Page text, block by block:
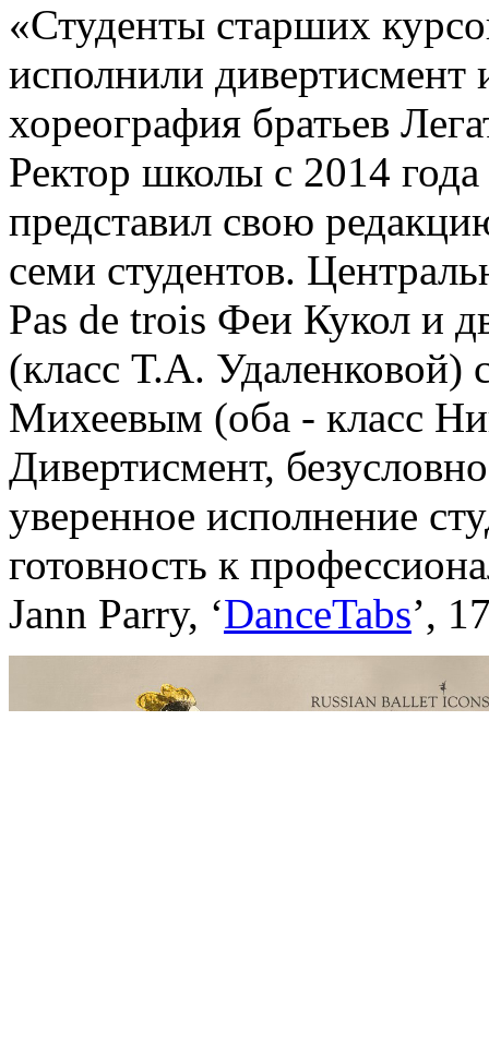
«Студенты старших
исполнили дивертисмент
хореография братьев
Ректор школы с 2014
представил свою
семи студентов.
Pas de trois Феи Кукол и
(класс Т.А.
Михеевым (оба - класс
Дивертисмент,
уверенное исполнение
готовность к
Jann Parry, ‘DanceTabs’,